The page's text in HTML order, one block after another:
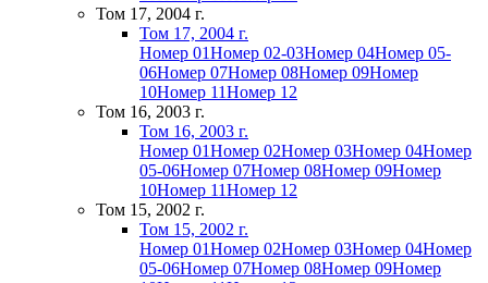
Том 17, 2004 г.
Том 17, 2004 г.
Номер 01Номер 02-03Номер 04Номер 05-
06Номер 07Номер 08Номер 09Номер
10Номер 11Номер 12
Том 16, 2003 г.
Том 16, 2003 г.
Номер 01Номер 02Номер 03Номер 04Номер
05-06Номер 07Номер 08Номер 09Номер
10Номер 11Номер 12
Том 15, 2002 г.
Том 15, 2002 г.
Номер 01Номер 02Номер 03Номер 04Номер
05-06Номер 07Номер 08Номер 09Номер